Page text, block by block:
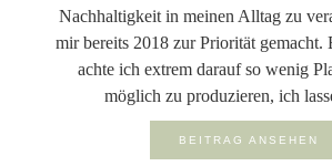
Nachhaltigkeit in meinen Alltag zu
mir bereits 2018 zur Priorität gemacht.
achte ich extrem darauf so wenig
möglich zu produzieren, ich
BEITRAG ANSEHEN